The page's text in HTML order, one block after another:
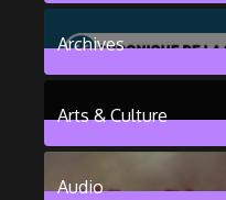
Archives
Arts & Culture
Audio